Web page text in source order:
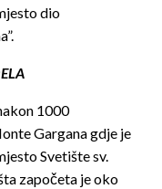
dio
1000
Gargana gdje je
Svetište sv.
započeta je oko